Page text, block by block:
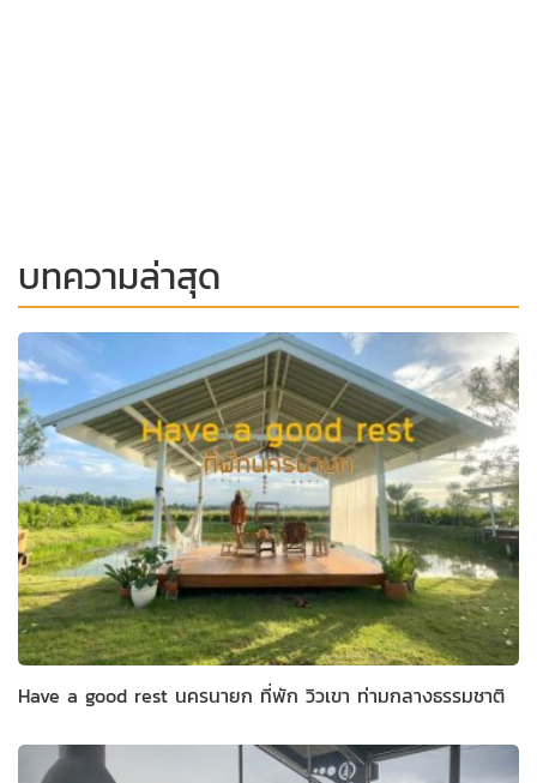
บทความล่าสุด
Have a good rest นครนายก ที่พัก วิวเขา ท่ามกลางธรรมชาติ